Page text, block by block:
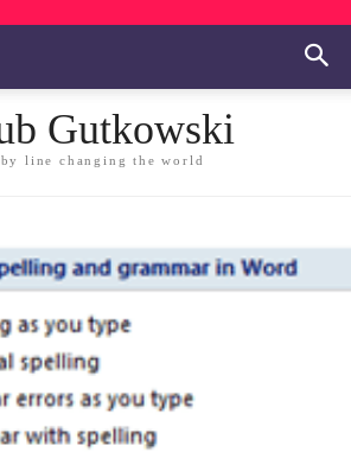
Gutkowski
line changing the world